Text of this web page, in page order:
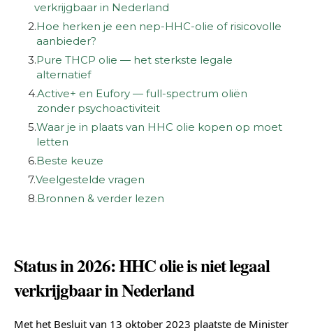
verkrijgbaar in Nederland
2.Hoe herken je een nep-HHC-olie of risicovolle
aanbieder?
3.Pure THCP olie — het sterkste legale
alternatief
4.Active+ en Eufory — full-spectrum oliën
zonder psychoactiviteit
5.Waar je in plaats van HHC olie kopen op moet
letten
6.Beste keuze
7.Veelgestelde vragen
8.Bronnen & verder lezen
Status in 2026: HHC olie is niet legaal
verkrijgbaar in Nederland
Met het Besluit van 13 oktober 2023 plaatste de Minister